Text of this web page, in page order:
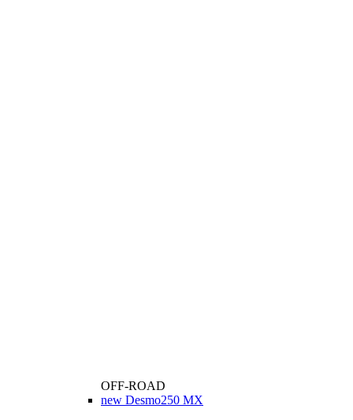
OFF-ROAD
new Desmo250 MX